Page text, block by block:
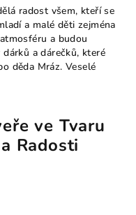
radost všem, kteří se
a malé děti zejména
a budou
a dárečků, které
děda Mráz. Veselé
ve Tvaru
Radosti